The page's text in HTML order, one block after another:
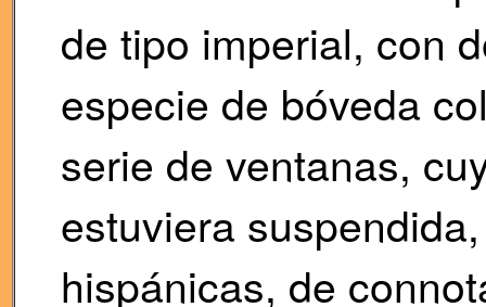
de tipo imperial, con
especie de bóveda
serie de ventanas,
estuviera
hispánicas, de